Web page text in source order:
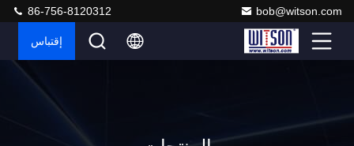
bob@witson.com
86-756-8120312
إقتباس